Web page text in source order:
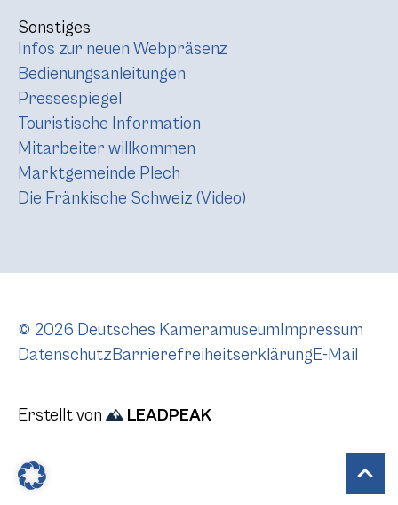
Sonstiges
Infos zur neuen Webpräsenz
Bedienungsanleitungen
Pressespiegel
Touristische Information
Mitarbeiter willkommen
Marktgemeinde Plech
Die Fränkische Schweiz (Video)
© 2026 Deutsches Kameramuseum Impressum
DatenschutzBarrierefreiheitserklärungE-Mail
Erstellt von LEADPEAK